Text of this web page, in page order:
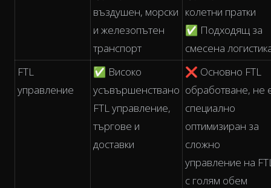
въздушен, морски
и железопътен
транспорт
колетни пратки
✅ Подходящ за
смесена
FTL
управление
✅ Високо
усъвършенствано
FTL управление,
търгове и
доставки
❌ Основно FTL
обработване, не
специално
оптимизиран за
сложно
управление на
с голям обем